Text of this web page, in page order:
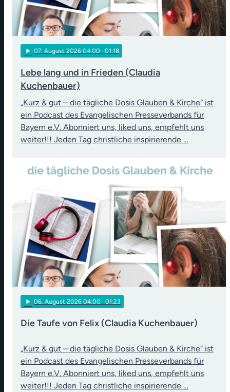
play_arrow 07. August 2026 04:00 · 01:18
Lebe lang und in Frieden (Claudia
Kuchenbauer)
„Kurz & gut – die tägliche Dosis Glauben & Kirche“ ist
ein Podcast des Evangelischen Presseverbands für
Bayern e.V. Abonniert uns, liked uns, empfehlt uns
weiter!!! Jeden Tag christliche inspirierende …
play_arrow 06. August 2026 04:00 · 01:23
Die Taufe von Felix (Claudia Kuchenbauer)
„Kurz & gut – die tägliche Dosis Glauben & Kirche“ ist
ein Podcast des Evangelischen Presseverbands für
Bayern e.V. Abonniert uns, liked uns, empfehlt uns
weiter!!! Jeden Tag christliche inspirierende …